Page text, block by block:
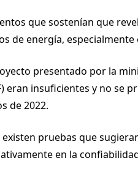
que sostenían que
de energía,
presentado por la
eran insuficientes y no
de 2022.
pruebas que
en la